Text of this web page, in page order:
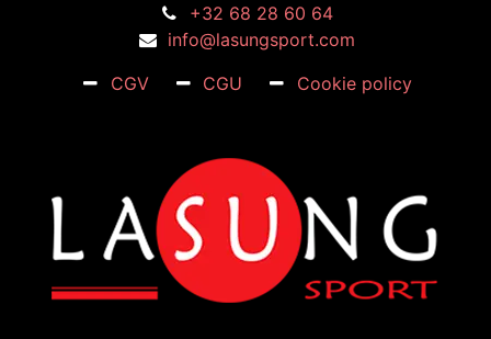
+32 68 28 60 64
info@lasungsport.com
CGV
CGU Cookie policy